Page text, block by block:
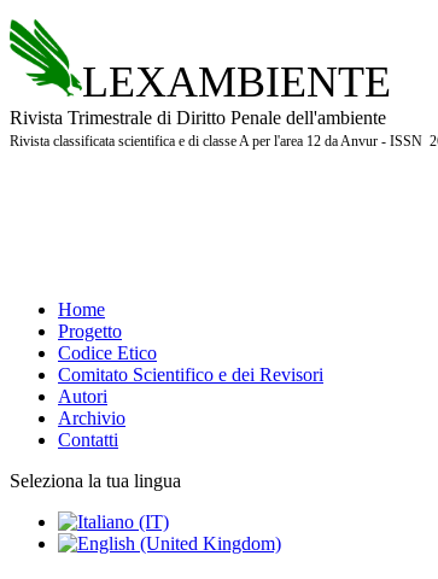
LEXAMBIENTE
Rivista Trimestrale di Diritto Penale dell'ambiente
Rivista classificata scientifica e di classe A per l'area 12 da Anvur - ISSN
Home
Progetto
Codice Etico
Comitato Scientifico e dei Revisori
Autori
Archivio
Contatti
Seleziona la tua lingua